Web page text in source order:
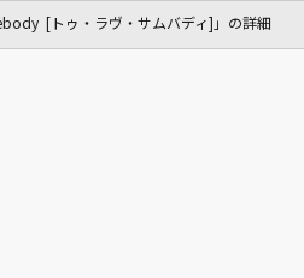
[トゥ・ラヴ・サムバディ]」の詳細